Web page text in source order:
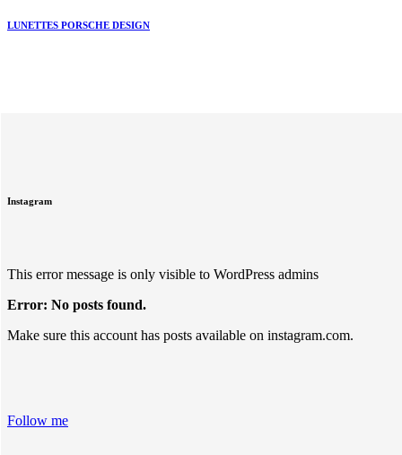
LUNETTES PORSCHE DESIGN
Instagram
This error message is only visible to WordPress admins
Error: No posts found.
Make sure this account has posts available on instagram.com.
Follow me